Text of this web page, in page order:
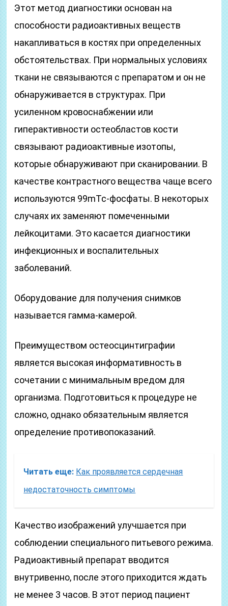
Этот метод диагностики основан на
способности радиоактивных веществ
накапливаться в костях при определенных
обстоятельствах. При нормальных условиях
ткани не связываются с препаратом и он не
обнаруживается в структурах. При
усиленном кровоснабжении или
гиперактивности остеобластов кости
связывают радиоактивные изотопы,
которые обнаруживают при сканировании. В
качестве контрастного вещества чаще всего
используются 99mТс-фосфаты. В некоторых
случаях их заменяют помеченными
лейкоцитами. Это касается диагностики
инфекционных и воспалительных
заболеваний.
Оборудование для получения снимков
называется гамма-камерой.
Преимуществом остеосцинтиграфии
является высокая информативность в
сочетании с минимальным вредом для
организма. Подготовиться к процедуре не
сложно, однако обязательным является
определение противопоказаний.
Читать еще: Как проявляется сердечная
недостаточность симптомы
Качество изображений улучшается при
соблюдении специального питьевого режима.
Радиоактивный препарат вводится
внутривенно, после этого приходится ждать
не менее 3 часов. В этот период пациент